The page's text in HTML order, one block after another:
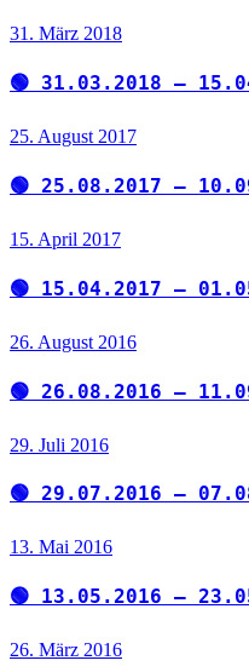
31. März 2018
🟢 31.03.2018 –
25. August 2017
🟢 25.08.2017 –
15. April 2017
🟢 15.04.2017 –
26. August 2016
🟢 26.08.2016 –
29. Juli 2016
🟢 29.07.2016 –
13. Mai 2016
🟢 13.05.2016 –
26. März 2016